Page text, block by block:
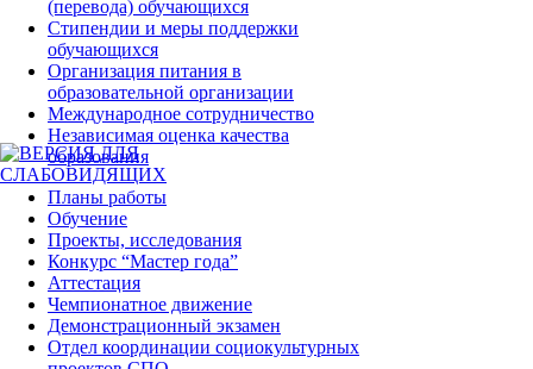
ЗАДАТЬ ВОПРОС
(перевода) обучающихся
Стипендии и меры поддержки
обучающихся
Организация питания в
образовательной организации
Международное сотрудничество
Независимая оценка качества
образования
Планы работы
Обучение
Проекты, исследования
Конкурс “Мастер года”
Аттестация
Чемпионатное движение
Демонстрационный экзамен
Отдел координации социокультурных